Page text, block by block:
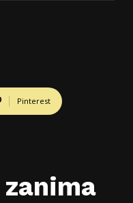
Pinterest